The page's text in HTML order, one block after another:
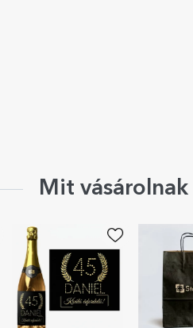
Mit vásárolnak